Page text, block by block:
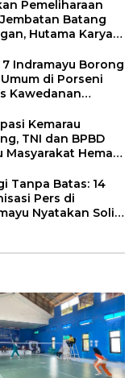
Pemeliharaan
Batang
Hutama Karya
Binjai–Langsa
7 Indramayu Borong
di Porseni
Kawedanan
Kemarau
TNI dan BPBD
Masyarakat Hemat
Tanpa Batas: 14
Pers di
Nyatakan Solid